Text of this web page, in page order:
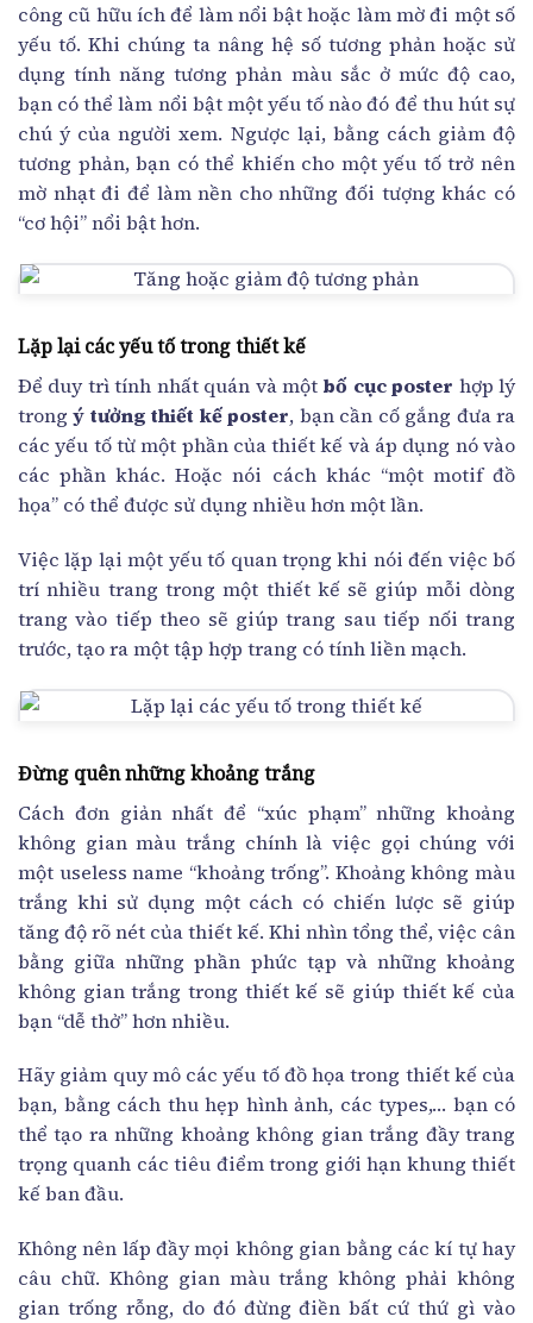
công cũ hữu ích để làm nổi bật hoặc làm mờ đi một số
yếu tố. Khi chúng ta nâng hệ số tương phản hoặc sử
dụng tính năng tương phản màu sắc ở mức độ cao,
bạn có thể làm nổi bật một yếu tố nào đó để thu hút sự
chú ý của người xem. Ngược lại, bằng cách giảm độ
tương phản, bạn có thể khiến cho một yếu tố trở nên
mờ nhạt đi để làm nền cho những đối tượng khác có
“cơ hội” nổi bật hơn.
Lặp lại các yếu tố trong thiết kế
Để duy trì tính nhất quán và một bố cục poster hợp lý
trongý tưởng thiết kế poster, bạn cần cố gắng đưa ra
các yếu tố từ một phần của thiết kế và áp dụng nó vào
các phần khác. Hoặc nói cách khác “một motif đồ
họa” có thể được sử dụng nhiều hơn một lần.
Việc lặp lại một yếu tố quan trọng khi nói đến việc bố
trí nhiều trang trong một thiết kế sẽ giúp mỗi dòng
trang vào tiếp theo sẽ giúp trang sau tiếp nối trang
trước, tạo ra một tập hợp trang có tính liền mạch.
Đừng quên những khoảng trắng
Cách đơn giản nhất để “xúc phạm” những khoảng
không gian màu trắng chính là việc gọi chúng với
một useless name “khoảng trống”. Khoảng không màu
trắng khi sử dụng một cách có chiến lược sẽ giúp
tăng độ rõ nét của thiết kế. Khi nhìn tổng thể, việc cân
bằng giữa những phần phức tạp và những khoảng
không gian trắng trong thiết kế sẽ giúp thiết kế của
bạn “dễ thở” hơn nhiều.
Hãy giảm quy mô các yếu tố đồ họa trong thiết kế của
bạn, bằng cách thu hẹp hình ảnh, các types,… bạn có
thể tạo ra những khoảng không gian trắng đầy trang
trọng quanh các tiêu điểm trong giới hạn khung thiết
kế ban đầu.
Không nên lấp đầy mọi không gian bằng các kí tự hay
câu chữ. Không gian màu trắng không phải không
gian trống rỗng, do đó đừng điền bất cứ thứ gì vào